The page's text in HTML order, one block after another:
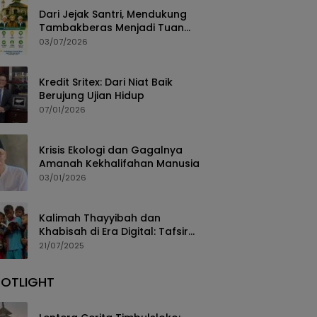
Dari Jejak Santri, Mendukung
Tambakberas Menjadi Tuan
Rumah Muktamar NU ke-35
03/07/2026
Kredit Sritex: Dari Niat Baik
Berujung Ujian Hidup
07/01/2026
Krisis Ekologi dan Gagalnya
Amanah Kekhalifahan Manusia
03/01/2026
Kalimah Thayyibah dan
Khabisah di Era Digital: Tafsir
Sosial atas Surah Ibrahim 24–
21/07/2025